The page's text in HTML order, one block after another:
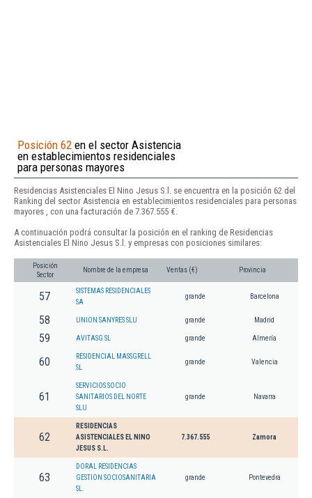
Posición 62 en el sector Asistencia
en establecimientos residenciales
para personas mayores
Residencias Asistenciales El Nino Jesus S.l. se encuentra en la posición 62 del
Ranking del sector Asistencia en establecimientos residenciales para personas
mayores , con una facturación de 7.367.555 €.
A continuación podrá consultar la posición en el ranking de Residencias
Asistenciales El Nino Jesus S.l. y empresas con posiciones similares:
Posición
Sector
Nombre de la empresa Ventas (€) Provincia
57
SISTEMAS RESIDENCIALES
SA
grande Barcelona
58 UNION SANYRES SLU grande Madrid
59 AVITASG SL grande Almería
60
RESIDENCIAL MASSGRELL
SL
grande Valencia
61
SERVICIOS SOCIO
SANITARIOS DEL NORTE
SLU
grande Navarra
62
RESIDENCIAS
ASISTENCIALES EL NINO
JESUS S.L.
7.367.555 Zamora
63
DORAL RESIDENCIAS
GESTION SOCIOSANITARIA
SL.
grande Pontevedra